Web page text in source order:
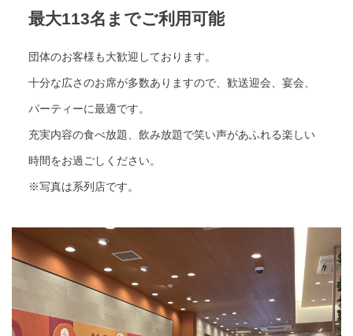
最大113名までご利用可能
団体のお客様も大歓迎しております。
十分な広さのお席が多数ありますので、歓送迎会、宴会、
パーティーに最適です。
充実内容の食べ放題、飲み放題で笑い声があふれる楽しい
時間をお過ごしください。
※写真は系列店です。